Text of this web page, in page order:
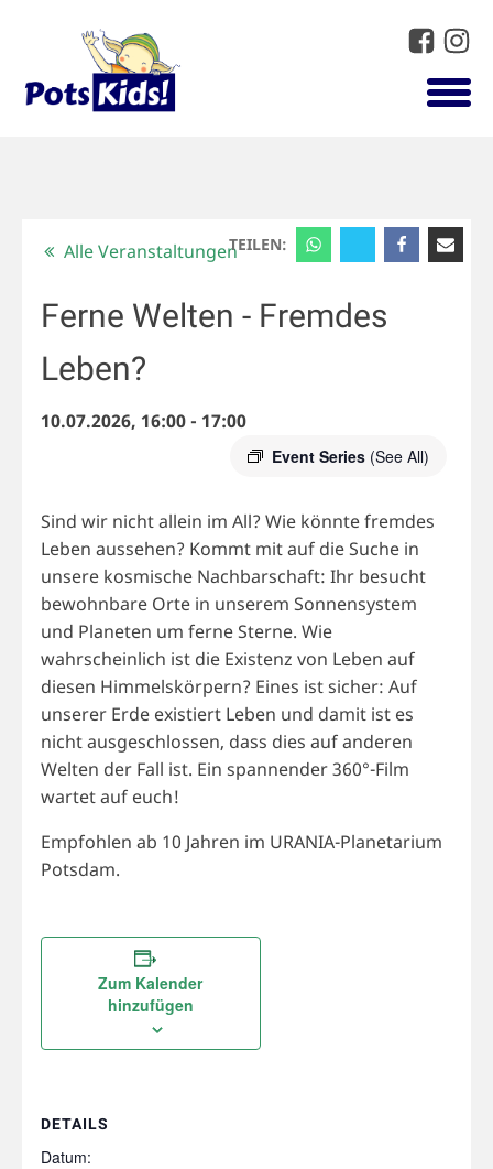
TEILEN:
Alle Veranstaltungen
Ferne Welten - Fremdes
Leben?
10.07.2026, 16:00- 17:00
Event Series (See All)
Sind wir nicht allein im All? Wie könnte fremdes
Leben aussehen? Kommt mit auf die Suche in
unsere kosmische Nachbarschaft: Ihr besucht
bewohnbare Orte in unserem Sonnensystem
und Planeten um ferne Sterne. Wie
wahrscheinlich ist die Existenz von Leben auf
diesen Himmelskörpern? Eines ist sicher: Auf
unserer Erde existiert Leben und damit ist es
nicht ausgeschlossen, dass dies auf anderen
Welten der Fall ist. Ein spannender 360°-Film
wartet auf euch!
Empfohlen ab 10 Jahren im URANIA-Planetarium
Potsdam.
Zum Kalender
hinzufügen
DETAILS
Datum: